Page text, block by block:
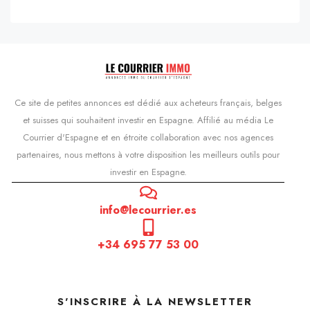
Ce site de petites annonces est dédié aux acheteurs français, belges
et suisses qui souhaitent investir en Espagne. Affilié au média Le
Courrier d'Espagne et en étroite collaboration avec nos agences
partenaires, nous mettons à votre disposition les meilleurs outils pour
investir en Espagne.
info@lecourrier.es
+34 695 77 53 00
S'INSCRIRE À LA NEWSLETTER